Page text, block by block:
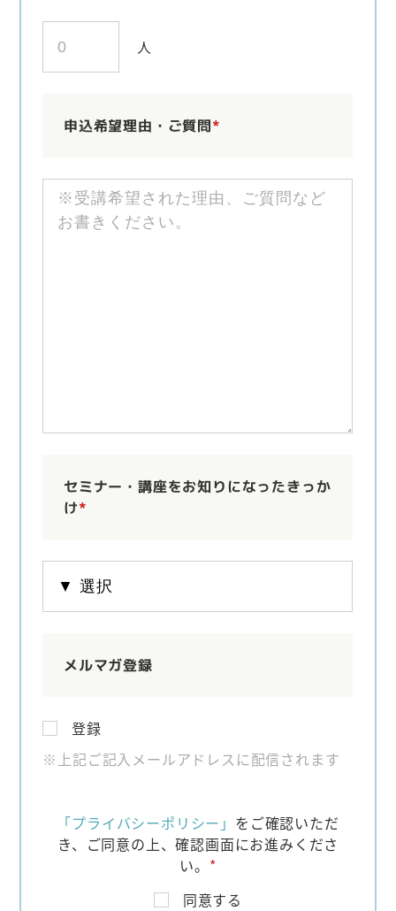
人
申込希望理由・ご質問*
セミナー・講座をお知りになったきっか
け*
メルマガ登録
登録
※上記ご記入メールアドレスに配信されます
「プライバシーポリシー」 をご確認いただ
き、 ご同意の上、確認画面にお進みくださ
い。 *
同意する